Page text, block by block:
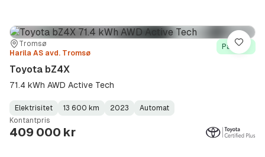
Sted:Tromsø
Forhandler:
Harila AS avd. Tromsø
På lager
Toyota bZ4X
71.4 kWh AWD Active Tech
Fuel
Type:
Elektrisitet
Kilometerstand:
13 600 km
Model
Year:
2023
Gearbox
Type:
Automat
Kontantpris
409 000 kr
Lagre